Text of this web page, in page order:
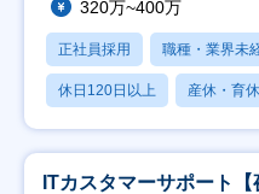
320万~400万
正社員採用 職種・業界未
休日120日以上 産休・育
ITカスタマーサポート